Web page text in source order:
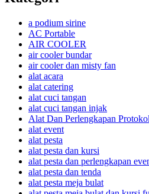
a podium sirine
AC Portable
AIR COOLER
air cooler bundar
air cooler dan misty fan
alat acara
alat catering
alat cuci tangan
alat cuci tangan injak
Alat Dan Perlengkapan
alat event
alat pesta
alat pesta dan kursi
alat pesta dan perlengkapan
alat pesta dan tenda
alat pesta meja bulat